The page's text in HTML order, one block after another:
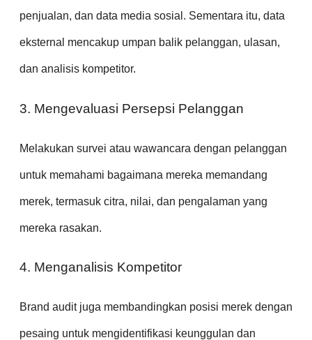
penjualan, dan data media sosial. Sementara itu, data
eksternal mencakup umpan balik pelanggan, ulasan,
dan analisis kompetitor.
3. Mengevaluasi Persepsi Pelanggan
Melakukan survei atau wawancara dengan pelanggan
untuk memahami bagaimana mereka memandang
merek, termasuk citra, nilai, dan pengalaman yang
mereka rasakan.
4. Menganalisis Kompetitor
Brand audit juga membandingkan posisi merek dengan
pesaing untuk mengidentifikasi keunggulan dan